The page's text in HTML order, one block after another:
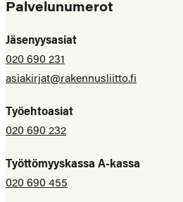
Palvelunumerot
Jäsenyysasiat
020 690 231
asiakirjat@rakennusliitto.fi
Työehtoasiat
020 690 232
Työttömyyskassa A-kassa
020 690 455